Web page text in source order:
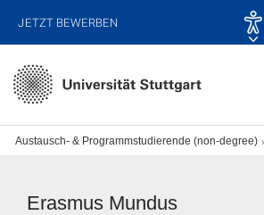
JETZT BEWERBEN
Austausch- & Programmstudierende (non-degree)
Erasmus Mundus